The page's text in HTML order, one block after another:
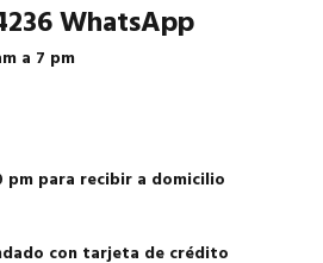
WhatsApp
a 7 pm
pm para recibir a domicilio
con tarjeta de crédito